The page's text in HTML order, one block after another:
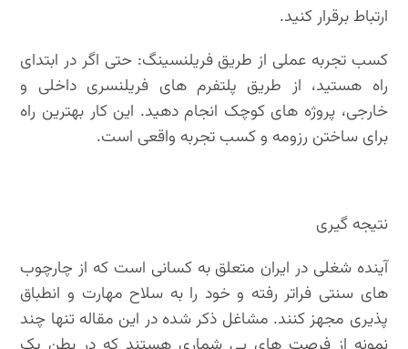
ارتباط برقرار کنید.
کسب تجربه عملی از طریق فریلنسینگ: حتی اگر در ابتدای
راه هستید، از طریق پلتفرم های فریلنسری داخلی و
خارجی، پروژه های کوچک انجام دهید. این کار بهترین راه
برای ساختن رزومه و کسب تجربه واقعی است.
نتیجه گیری
آینده شغلی در ایران متعلق به کسانی است که از چارچوب
های سنتی فراتر رفته و خود را به سلاح مهارت و انطباق
پذیری مجهز کنند. مشاغل ذکر شده در این مقاله تنها چند